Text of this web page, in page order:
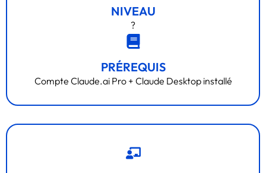
NIVEAU
?
PRÉREQUIS
Compte Claude.ai Pro + Claude Desktop installé